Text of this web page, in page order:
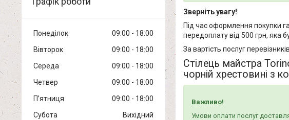
Зверніть увагу!
Під час оформлення покупки
передоплату від 500 грн, яка
За вартість послуг
Стілець майстра
чорній хрестовині з
Важливо!
Умови оплати послуг
Понеділок 09:00
18:00
Вівторок
09:00
18:00
Середа
09:00
18:00
Четвер
09:00
18:00
Пʼятниця
09:00
18:00
Субота
Вихідний